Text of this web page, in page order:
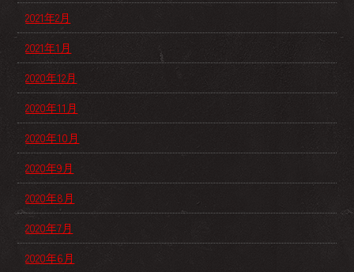
2021年2月
2021年1月
2020年12月
2020年11月
2020年10月
2020年9月
2020年8月
2020年7月
2020年6月